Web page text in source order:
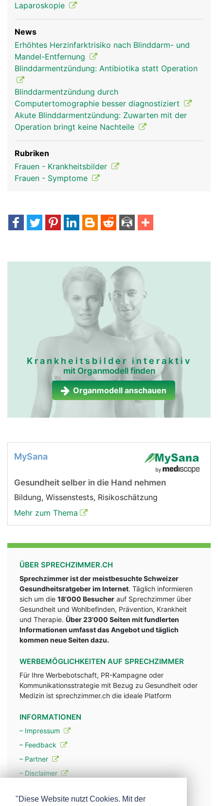
Laparoskopie
News
Erhöhtes Herzinfarktrisiko nach Blinddarm- und
Mandel-Entfernung
Blinddarmentzündung: Antibiotika statt Operation
Blinddarmentzündung durch
Computertomographie besser diagnostiziert
Akute Blinddarmentzündung: Zuwarten mit der
Operation bringt keine Nachteile
Rubriken
Frauen - Krankheitsbilder
Frauen - Symptome
Krankheitsbilder interaktiv
mit Organmodell finden
Organmodell anschauen
MySana
Gesundheit selber in die Hand nehmen
Bildung, Wissenstests, Risikoschätzung
Mehr zum Thema
ÜBER SPRECHZIMMER.CH
Sprechzimmer ist der meistbesuchte Schweizer
Gesundheitsratgeber im Internet. Täglich informieren
sich um die 18'000 Besucher auf Sprechzimmer über
Gesundheit und Wohlbefinden, Prävention, Krankheit
und Therapie. Über 23'000 Seiten mit fundlerten
Informationen umfasst das Angebot und täglich
kommen neue Seiten dazu.
WERBEMÖGLICHKEITEN AUF SPRECHZIMMER
Für Ihre Werbebotschaft, PR-Kampagne oder
Kommunikationsstrategie mit Bezug zu Gesundheit oder
Medizin ist sprechzimmer.ch die ideale Platform
INFORMATIONEN
– Impressum
– Feedback
– Partner
– Disclaimer
"Diese Website nutzt Cookies. Mit der